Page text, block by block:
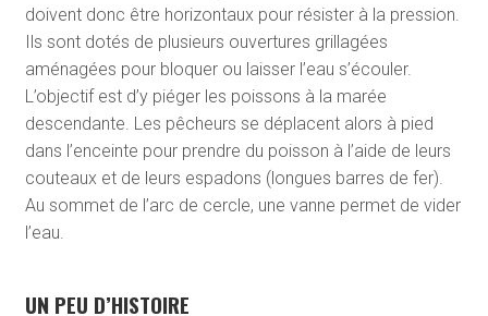
doivent donc être horizontaux pour résister à la pression.
Ils sont dotés de plusieurs ouvertures grillagées
aménagées pour bloquer ou laisser l’eau s’écouler.
L’objectif est d’y piéger les poissons à la marée
descendante. Les pêcheurs se déplacent alors à pied
dans l’enceinte pour prendre du poisson à l’aide de leurs
couteaux et de leurs espadons (longues barres de fer).
Au sommet de l’arc de cercle, une vanne permet de vider
l’eau.
UN PEU D’HISTOIRE